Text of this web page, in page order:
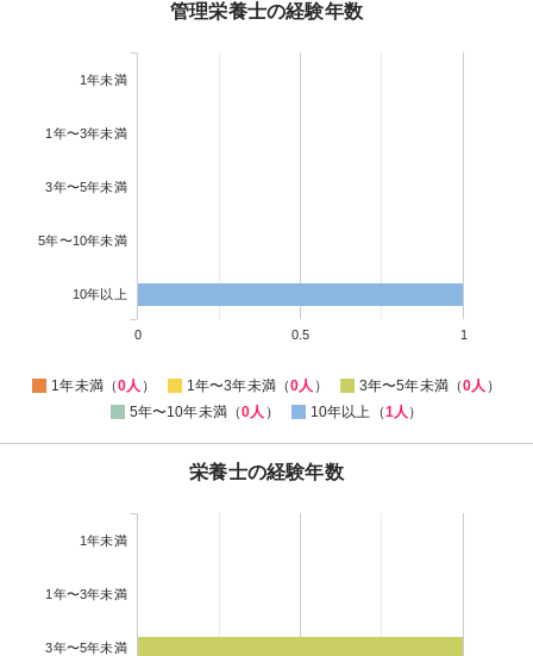
管理栄養士の経験年数
1年未満
1年〜3年未満
3年〜5年未満
5年〜10年未満
10年以上
0 0.5 1
1年未満（0人 ） 1年〜3年未満（0人 ） 3年〜5年未満（0人 ）
5年〜10年未満（0人 ） 10年以上（1人 ）
栄養士の経験年数
1年未満
1年〜3年未満
3年〜5年未満